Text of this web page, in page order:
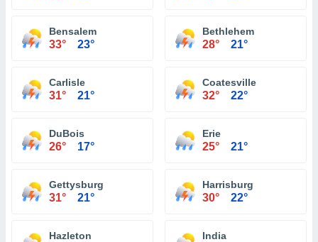
Bensalem
33° 23°
Bethlehem
28° 21°
Carlisle
31° 21°
Coatesville
32° 22°
DuBois
26° 17°
Erie
25° 21°
Gettysburg
31° 21°
Harrisburg
30° 22°
Hazleton India